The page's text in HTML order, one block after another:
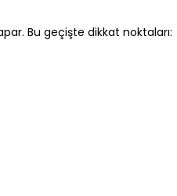
Bu geçişte dikkat noktaları: